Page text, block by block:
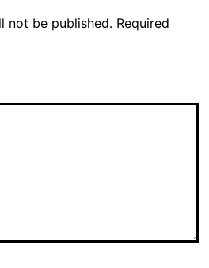
not be published. Required